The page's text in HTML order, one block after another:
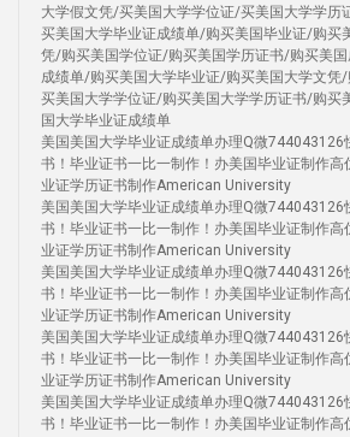
大学假文凭/买美国大学学位证/买美国大学学历
买美国大学毕业证成绩单/购买美国毕业证/购买
凭/购买美国学位证/购买美国学历证书/购买美
成绩单/购买美国大学毕业证/购买美国大学文凭
买美国大学学位证/购买美国大学学历证书/购买
国大学毕业证成绩单
美国美国大学毕业证成绩单办理Q微744043126
书！毕业证书一比一制作！办美国毕业证制作高
业证学历证书制作American University
美国美国大学毕业证成绩单办理Q微744043126
书！毕业证书一比一制作！办美国毕业证制作高
业证学历证书制作American University
美国美国大学毕业证成绩单办理Q微744043126
书！毕业证书一比一制作！办美国毕业证制作高
业证学历证书制作American University
美国美国大学毕业证成绩单办理Q微744043126
书！毕业证书一比一制作！办美国毕业证制作高
业证学历证书制作American University
美国美国大学毕业证成绩单办理Q微744043126
书！毕业证书一比一制作！办美国毕业证制作高